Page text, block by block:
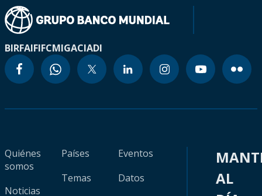
BIRFAIFIFCMIGACIADI
Quiénes
somos
Noticias
Países
Temas
Eventos
Datos
AL